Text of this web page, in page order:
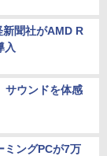
新聞社がAMD R
入
サウンドを体感
ミングPCが7万